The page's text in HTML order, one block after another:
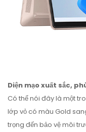
Diện mạo xuất sắc,
Có thể nói đây là một
lớp vỏ có màu Gold
trọng đến bảo vệ môi